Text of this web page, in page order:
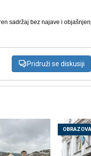
sadržaj bez najave i
Pridruži se diskusiji